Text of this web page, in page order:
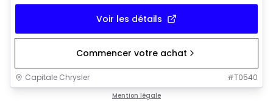
Voir les détails
Commencer votre achat
Capitale Chrysler #T0540
Mention légale